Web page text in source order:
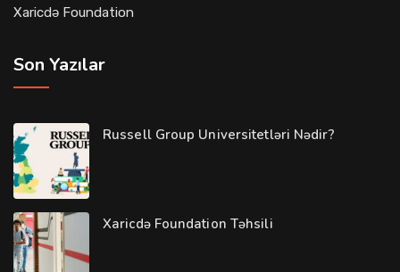
Xaricdə Foundation
Son Yazılar
Russell Group Universitetləri Nədir?
Xaricdə Foundation Təhsili